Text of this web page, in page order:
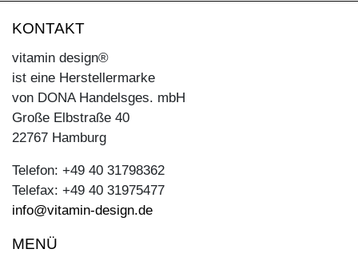
KONTAKT
vitamin design®
ist eine Herstellermarke
von DONA Handelsges. mbH
Große Elbstraße 40
22767 Hamburg
Telefon: +49 40 31798362
Telefax: +49 40 31975477
info@vitamin-design.de
MENÜ